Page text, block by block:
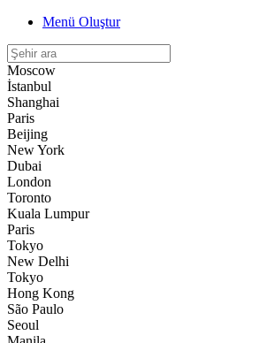
Menü Oluştur
Moscow
İstanbul
Shanghai
Paris
Beijing
New York
Dubai
London
Toronto
Kuala Lumpur
Paris
Tokyo
New Delhi
Tokyo
Hong Kong
São Paulo
Seoul